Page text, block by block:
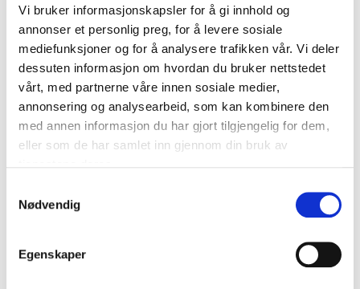
Vi bruker informasjonskapsler for å gi innhold og
annonser et personlig preg, for å levere sosiale
mediefunksjoner og for å analysere trafikken vår. Vi deler
dessuten informasjon om hvordan du bruker nettstedet
vårt, med partnerne våre innen sosiale medier,
annonsering og analysearbeid, som kan kombinere den
med annen informasjon du har gjort tilgjengelig for dem,
eller som de har samlet inn gjennom din bruk av
Nødvendig
Egenskaper
Markedsundersøkelser og -dialog skal gi svar på hvor
langt unna en anskaffelsesklar løsning for behovet er.
Dersom det finnes en ny løsning er oppgaven å velge
kvalifiserings- og tildelingskriterier i
konkurransegrunnlaget som ikke diskvalifiserer nye
aktører med nye løsninger. Vi kaller det gjerne en
innovasjonsvennlig anskaffelse.
rom for at leverandører kan
en løsning; det vi
Les mer...